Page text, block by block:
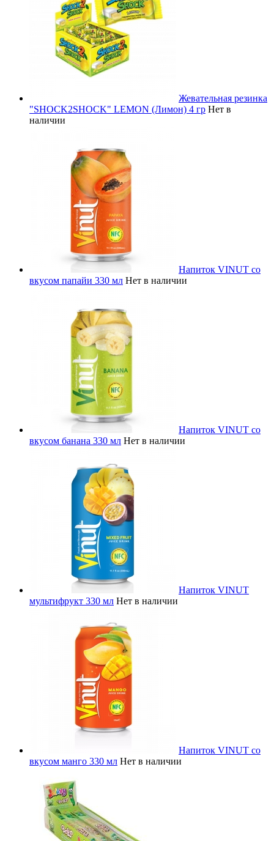
Жевательная резинка
"SHOCK2SHOCK" LEMON (Лимон) 4 гр Нет в
наличии
Напиток VINUT со
вкусом папайи 330 мл Нет в наличии
Напиток VINUT со
вкусом банана 330 мл Нет в наличии
Напиток VINUT
мультифрукт 330 мл Нет в наличии
Напиток VINUT со
вкусом манго 330 мл Нет в наличии